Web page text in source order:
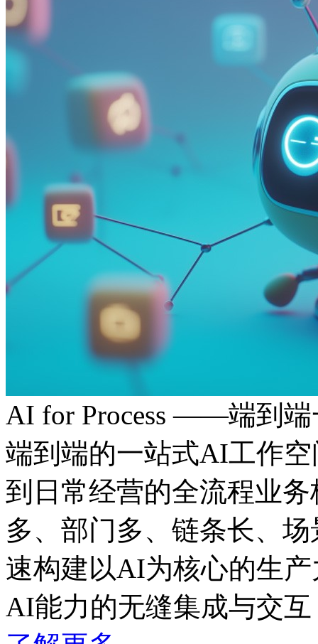
AI for Process ——端到
端到端的一站式AI工作
到日常经营的全流程业务
多、部门多、链条长
速构建以AI为核心的生产
AI能力的无缝集成与交互